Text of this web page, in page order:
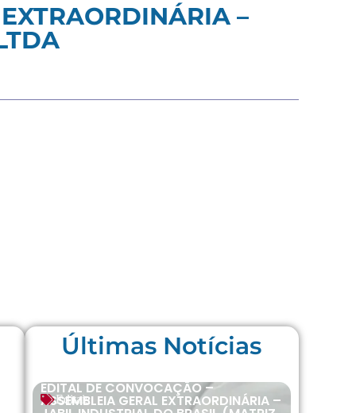
–
Últimas Notícias
Editais
EDITAL DE CONVOCAÇÃO –
ASSEMBLEIA GERAL EXTRAORDINÁRIA –